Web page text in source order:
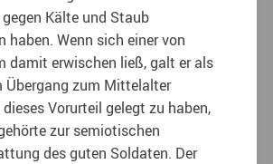
Kälte und Staub
haben. Wenn sich einer von
damit erwischen ließ, galt er als
Übergang zum Mittelalter
Vorurteil gelegt zu haben,
zur semiotischen
des guten Soldaten. Der